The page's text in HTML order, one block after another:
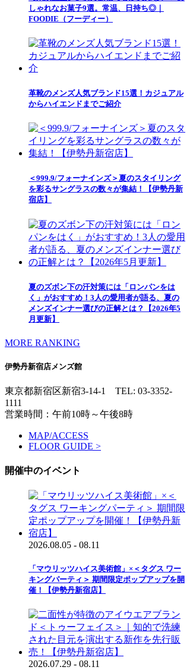
しゃれなお菓子9選。常温、日持ち◎｜
FOODIE（フーディー）
革靴のメンズ人気ブランド15選！カジュアル
からハイエンドまでご紹介
＜999.9/フォーナインズ＞夏のスタイリング
を彩るサングラスの数々が集結！【伊勢丹新
宿店】
夏のズボン下の汗対策には「ロンパンをは
く」がおすすめ！3人の愛用者が語る、夏の
メンズインナー選びの正解とは？【2026年5
月更新】
MORE RANKING
伊勢丹新宿店メンズ館
東京都新宿区新宿3-14-1 TEL: 03-3352-
1111
営業時間：午前10時～午後8時
MAP/ACCESS
FLOOR GUIDE >
開催中のイベント
2026.08.05 - 08.11
「マウリッツハイス美術館」×＜タグス ワー
キングパーティ＞ 期間限定ポップアップを開
催！【伊勢丹新宿店】
2026.07.29 - 08.11